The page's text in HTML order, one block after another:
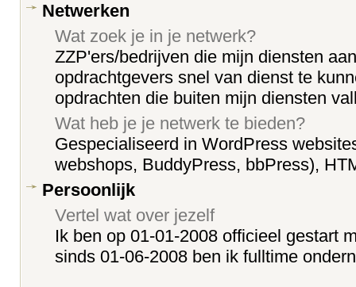
Netwerken
Wat zoek je in je netwerk?
ZZP'ers/bedrijven die mijn diensten
opdrachtgevers snel van dienst te
opdrachten die buiten mijn diensten
Wat heb je je netwerk te bieden?
Gespecialiseerd in WordPress
webshops, BuddyPress, bbPress),
Persoonlijk
Vertel wat over jezelf
Ik ben op 01-01-2008 officieel gestart
sinds 01-06-2008 ben ik fulltime